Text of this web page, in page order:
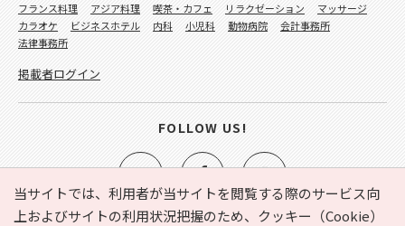
当サイトでは、利用者が当サイトを閲覧する際のサービス向
上およびサイトの利用状況把握のため、クッキー（Cookie）
フランス料理
アジア料理 喫茶・カフェ リラクゼーション
マッサージ
カラオケ
ビジネスホテル 内科 小児科 動物病院
会計事務所
法律事務所
掲載者ログイン
FOLLOW US!